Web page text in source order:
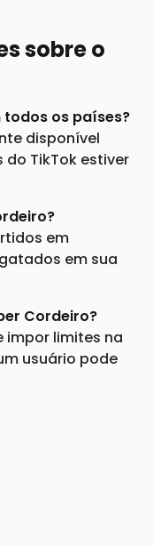
sobre o
os países?
disponível
TikTok estiver
em
em sua
Cordeiro?
impor limites na
usuário pode